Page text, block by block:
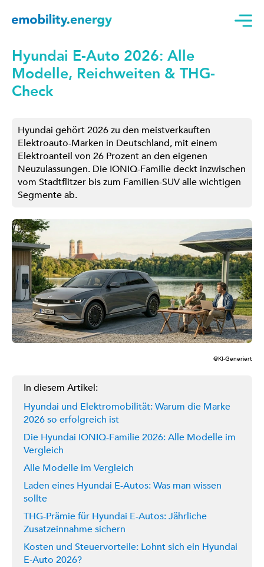
Hyundai E-Auto 2026: Alle
Modelle, Reichweiten & THG-
Check
Hyundai gehört 2026 zu den meistverkauften
Elektroauto-Marken in Deutschland, mit einem
Elektroanteil von 26 Prozent an den eigenen
Neuzulassungen. Die IONIQ-Familie deckt inzwischen
vom Stadtflitzer bis zum Familien-SUV alle wichtigen
Segmente ab.
@KI-Generiert
In diesem Artikel:
Hyundai und Elektromobilität: Warum die Marke
2026 so erfolgreich ist
Die Hyundai IONIQ-Familie 2026: Alle Modelle im
Vergleich
Alle Modelle im Vergleich
Laden eines Hyundai E-Autos: Was man wissen
sollte
THG-Prämie für Hyundai E-Autos: Jährliche
Zusatzeinnahme sichern
Kosten und Steuervorteile: Lohnt sich ein Hyundai
E-Auto 2026?